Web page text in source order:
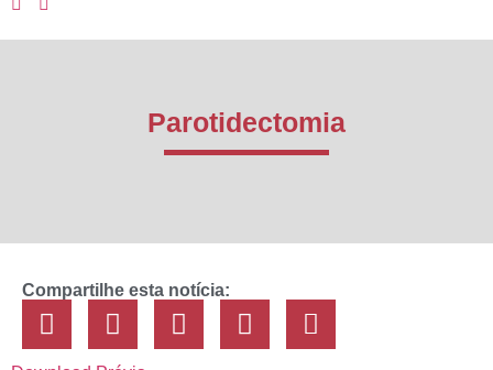
Parotidectomia
Compartilhe esta notícia: